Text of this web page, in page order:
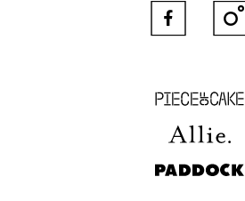
Piece of Cake
Allie
Paddock
 